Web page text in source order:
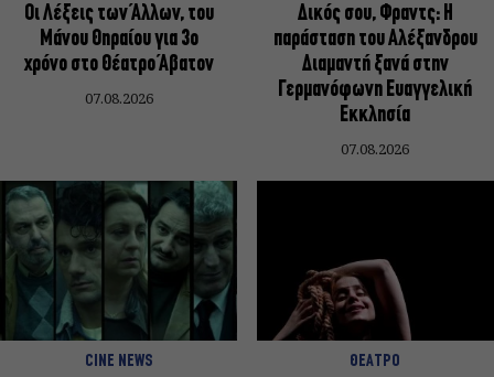
Οι Λέξεις των Άλλων, του
Μάνου Θηραίου για 3ο
χρόνο στο Θέατρο Άβατον
07.08.2026
Δικός σου, Φραντς: Η
παράσταση του Αλέξανδρου
Διαμαντή ξανά στην
Γερμανόφωνη Ευαγγελική
Εκκλησία
07.08.2026
CINE NEWS ΘΕΑΤΡΟ